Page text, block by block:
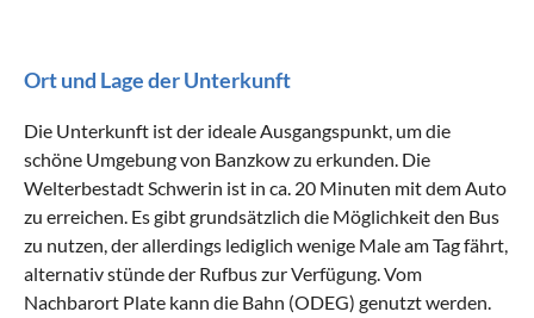
Ort und Lage der Unterkunft
Die Unterkunft ist der ideale Ausgangspunkt, um die
schöne Umgebung von Banzkow zu erkunden. Die
Welterbestadt Schwerin ist in ca. 20 Minuten mit dem Auto
zu erreichen. Es gibt grundsätzlich die Möglichkeit den Bus
zu nutzen, der allerdings lediglich wenige Male am Tag fährt,
alternativ stünde der Rufbus zur Verfügung. Vom
Nachbarort Plate kann die Bahn (ODEG) genutzt werden.